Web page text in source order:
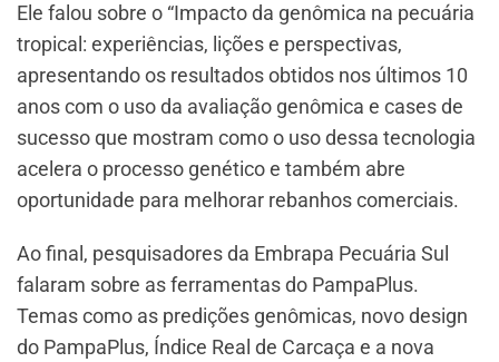
Ele falou sobre o “Impacto da genômica na pecuária
tropical: experiências, lições e perspectivas,
apresentando os resultados obtidos nos últimos 10
anos com o uso da avaliação genômica e cases de
sucesso que mostram como o uso dessa tecnologia
acelera o processo genético e também abre
oportunidade para melhorar rebanhos comerciais.
Ao final, pesquisadores da Embrapa Pecuária Sul
falaram sobre as ferramentas do PampaPlus.
Temas como as predições genômicas, novo design
do PampaPlus, Índice Real de Carcaça e a nova